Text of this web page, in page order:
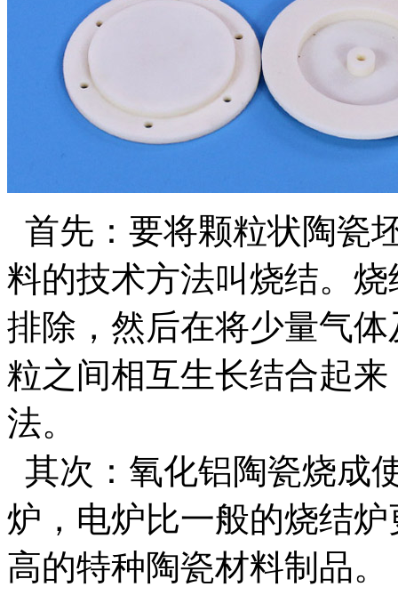
首先：要将颗粒状陶瓷
料的技术方法叫烧结。
排除，然后在将少量气
粒之间相互生长结合起
法。
其次：氧化铝陶瓷烧成
炉，电炉比一般的烧结
高的特种陶瓷材料制品